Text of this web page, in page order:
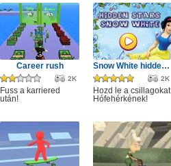
Career rush
2K
Fuss a karriered
után!
Snow White hidden stars
2K
Hozd le a csillagokat
Hófehérkének!